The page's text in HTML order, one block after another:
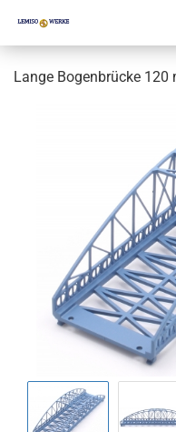
Lange Bogenbrücke 120